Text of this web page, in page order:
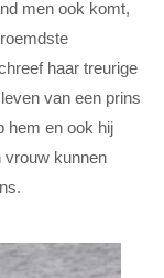
men ook komt,
haar treurige
van een prins
hem en ook hij
vrouw kunnen